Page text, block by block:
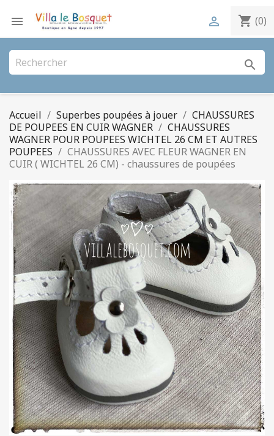
 shopping_cart (0)

search
Accueil Superbes poupées à jouer
CHAUSSURES
DE POUPEES EN CUIR WAGNER
CHAUSSURES
WAGNER POUR POUPEES WICHTEL 26 CM ET AUTRES
POUPEES
CHAUSSURES AVEC FLEUR WAGNER EN
CUIR ( WICHTEL 26 CM) - chaussures de poupées